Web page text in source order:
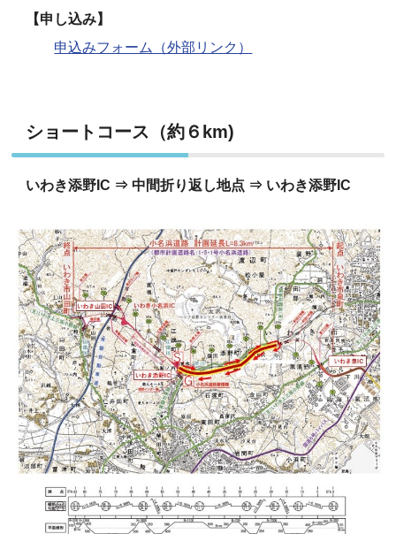
【申し込み】
申込みフォーム（外部リンク）
ショートコース（約６km)
いわき添野IC ⇒ 中間折り返し地点 ⇒ いわき添野IC